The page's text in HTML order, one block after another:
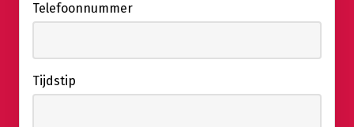
Telefoonnummer
Tijdstip